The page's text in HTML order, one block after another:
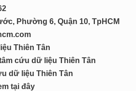
Phường 6, Quận 10, TpHCM
Thiên Tân
cứu dữ liệu Thiên Tân
dữ liệu Thiên Tân
tại đây